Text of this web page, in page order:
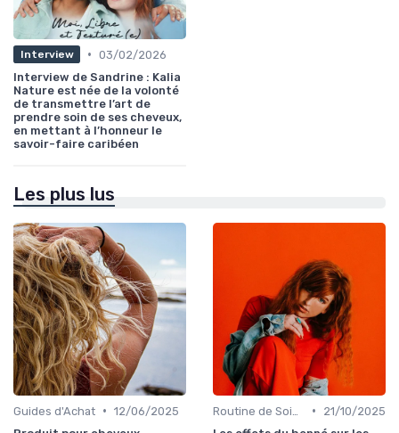
Interview • 03/02/2026
Interview de Sandrine : Kalia
Nature est née de la volonté
de transmettre l’art de
prendre soin de ses cheveux,
en mettant à l’honneur le
savoir-faire caribéen
Les plus lus
Guides d'Achat • 12/06/2025
•
21/10/2025